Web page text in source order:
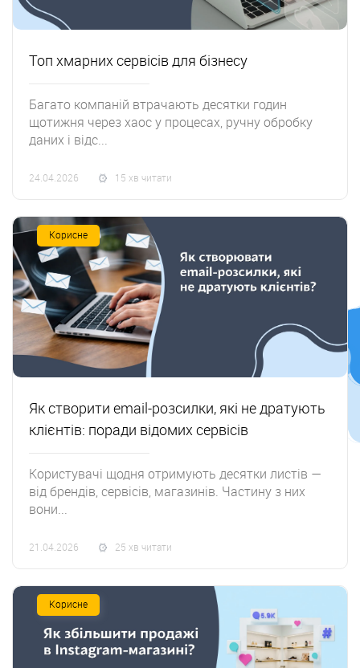
Топ хмарних сервісів для бізнесу
Багато компаній втрачають десятки годин
щотижня через хаос у процесах, ручну обробку
даних і відс...
24.04.2026 15 хв читати
Як створити email-розсилки, які не дратують
клієнтів: поради відомих сервісів
Користувачі щодня отримують десятки листів —
від брендів, сервісів, магазинів. Частину з них
вони...
21.04.2026 25 хв читати
Корисне
Корисне